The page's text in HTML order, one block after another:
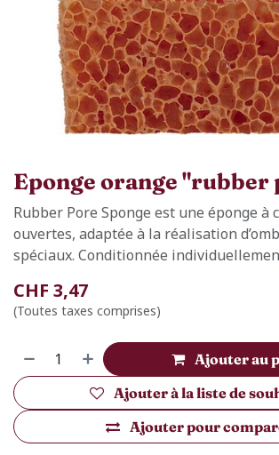
Eponge orange "rubber
Rubber Pore Sponge est une éponge à
ouvertes, adaptée à la réalisation
spéciaux. Conditionnée
CHF 3,47
(Toutes taxes comprises)
Ajouter au
Ajouter pour
Ajouter à la liste de